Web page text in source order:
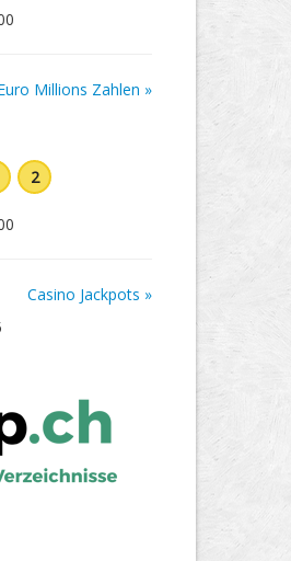
Millions Zahlen »
2
Casino Jackpots »